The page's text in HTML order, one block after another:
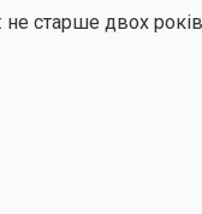
не старше двох років